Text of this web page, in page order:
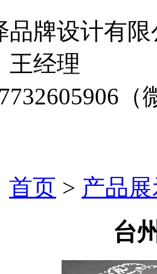
品牌设计有限
王经理
（
首页 > 产品
台